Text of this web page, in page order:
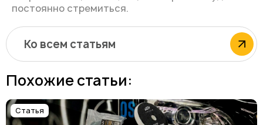
постоянно стремиться.
Ко всем статьям
Похожие статьи:
Статья